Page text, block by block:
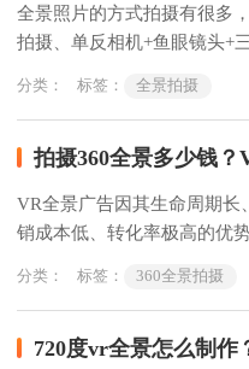
全景照片的方式拍摄有很多
拍摄、单反相机+鱼眼镜头+
下这几种拍摄方式的拍摄流
分类： 标签： 全景拍摄
拍摄360全景多少钱？
VR全景广告因其生命周期长
销成本低、转化率极高的优
投入、拍摄制作流程及计费
分类： 标签： 360全景拍摄
720度vr全景怎么制作